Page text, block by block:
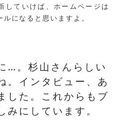
していけば、ホームページは
になると思いますよ。
…。杉山さんらしい
。 インタビュー、あ
した。 これからもブ
みにしています。